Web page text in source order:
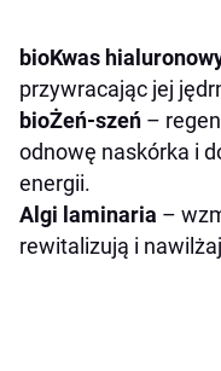
bioKwas
przywracając jej
bioŻeń-szeń –
odnowę naskórka i
energii.
Algi laminaria –
rewitalizują i